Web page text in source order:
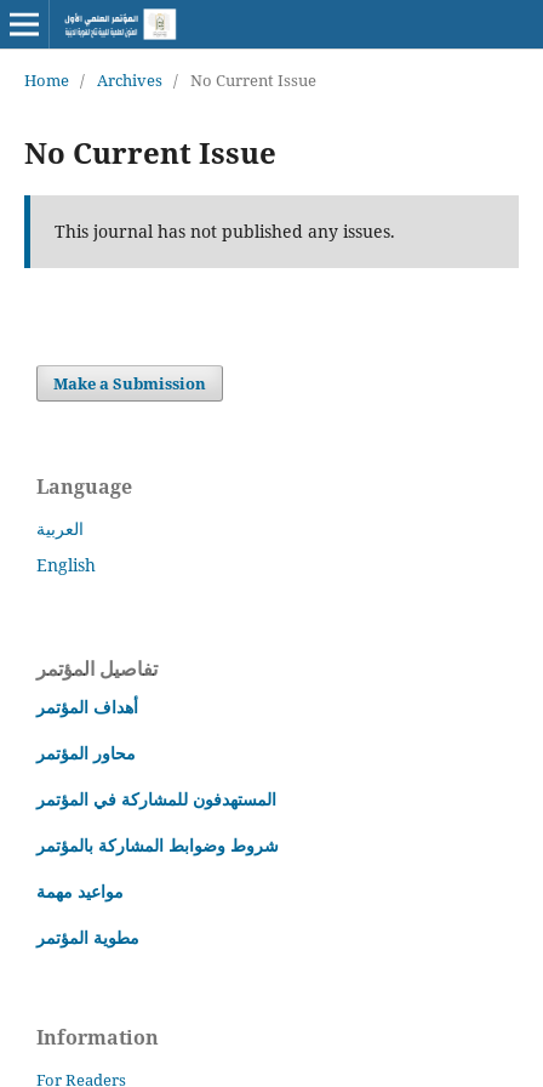
Home / Archives / No Current Issue
No Current Issue
This journal has not published any issues.
Make a Submission
Language
العربية
English
تفاصيل المؤتمر
أهداف المؤتمر
محاور المؤتمر
المستهدفون للمشاركة في المؤتمر
مطوية المؤتمر
Information
For Readers